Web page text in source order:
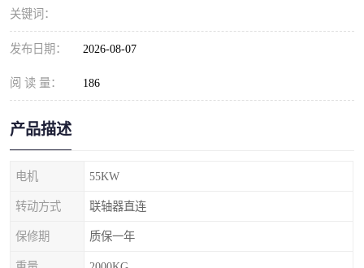
关键词：
发布日期： 2026-08-07
阅 读 量： 186
产品描述
电机 55KW
转动方式 联轴器直连
保修期 质保一年